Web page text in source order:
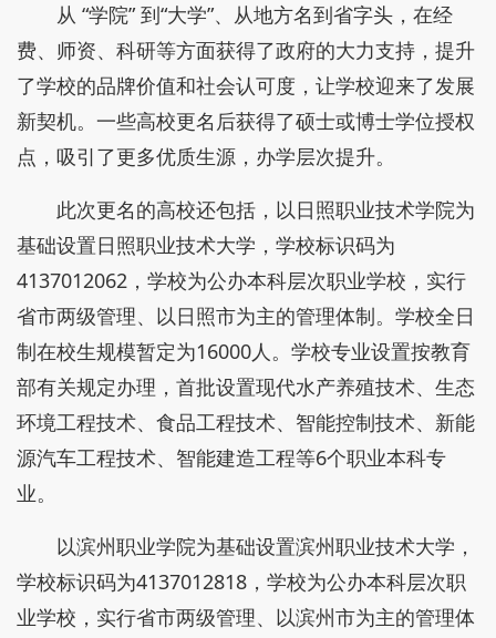
从 “学院” 到“大学”、从地方名到省字头，在经
费、师资、科研等方面获得了政府的大力支持，提升
了学校的品牌价值和社会认可度，让学校迎来了发展
新契机。一些高校更名后获得了硕士或博士学位授权
点，吸引了更多优质生源，办学层次提升。
此次更名的高校还包括，以日照职业技术学院为
基础设置日照职业技术大学，学校标识码为
4137012062，学校为公办本科层次职业学校，实行
省市两级管理、以日照市为主的管理体制。学校全日
制在校生规模暂定为16000人。学校专业设置按教育
部有关规定办理，首批设置现代水产养殖技术、生态
环境工程技术、食品工程技术、智能控制技术、新能
源汽车工程技术、智能建造工程等6个职业本科专
业。
以滨州职业学院为基础设置滨州职业技术大学，
学校标识码为4137012818，学校为公办本科层次职
业学校，实行省市两级管理、以滨州市为主的管理体